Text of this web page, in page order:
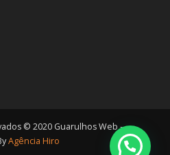
© 2020 Guarulhos Web -
Agência Hiro